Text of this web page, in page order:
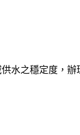
水之穩定度，